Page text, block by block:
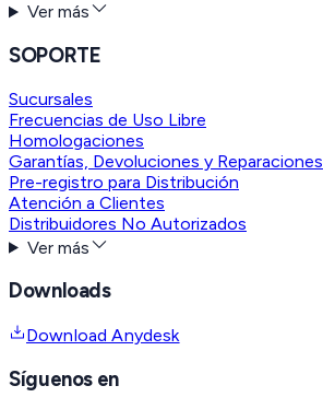
Ver más
SOPORTE
Sucursales
Frecuencias de Uso Libre
Homologaciones
Garantías, Devoluciones y Reparaciones
Pre-registro para Distribución
Atención a Clientes
Distribuidores No Autorizados
Ver más
Downloads
Download Anydesk
Síguenos en